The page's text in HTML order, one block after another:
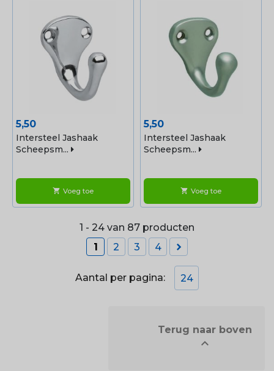
Prijs
5,50
Intersteel Jashaak
Scheepsm...
shopping_cart Voeg toe
Prijs
5,50
Intersteel Jashaak
Scheepsm...
shopping_cart Voeg toe
1 - 24 van 87 producten
1
2 3 4 
Aantal per pagina: 24
